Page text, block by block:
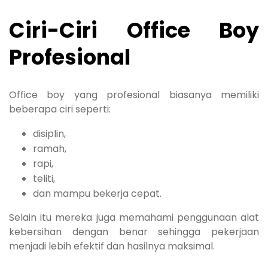
Ciri-Ciri Office Boy
Profesional
Office boy yang profesional biasanya memiliki
beberapa ciri seperti:
disiplin,
ramah,
rapi,
teliti,
dan mampu bekerja cepat.
Selain itu mereka juga memahami penggunaan alat
kebersihan dengan benar sehingga pekerjaan
menjadi lebih efektif dan hasilnya maksimal.